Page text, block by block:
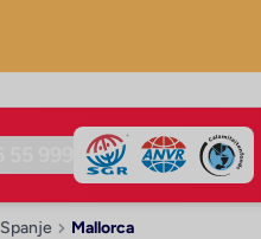
Spanje Mallorca